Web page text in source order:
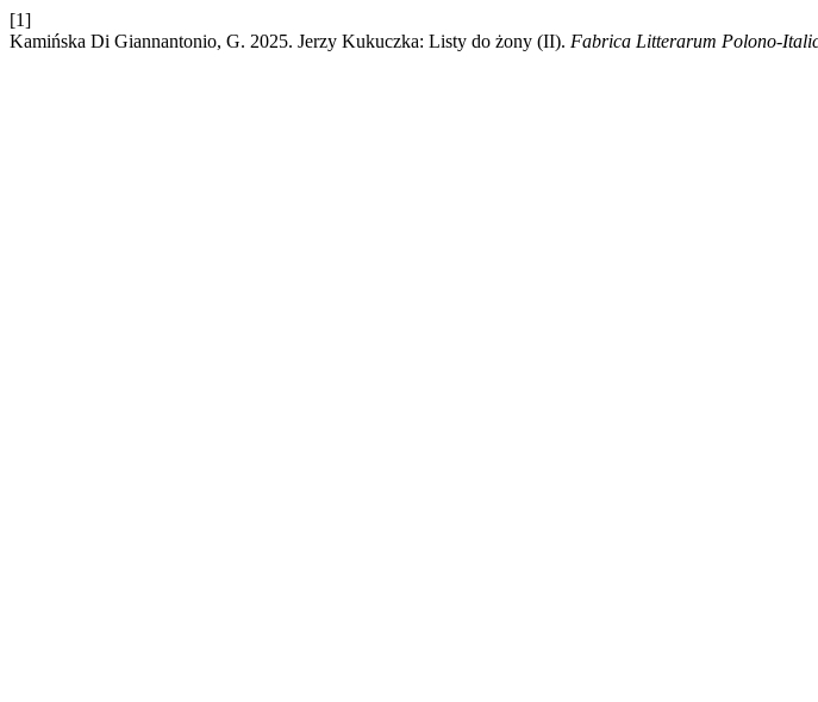
[1]
Kamińska Di Giannantonio, G. 2025. Jerzy Kukuczka: Listy do żony (II). Fabrica Litterarum Polono-